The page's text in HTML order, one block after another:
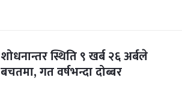
शोधनान्तर स्थिति ९ खर्ब २६ अर्बले
बचतमा, गत वर्षभन्दा दोब्बर